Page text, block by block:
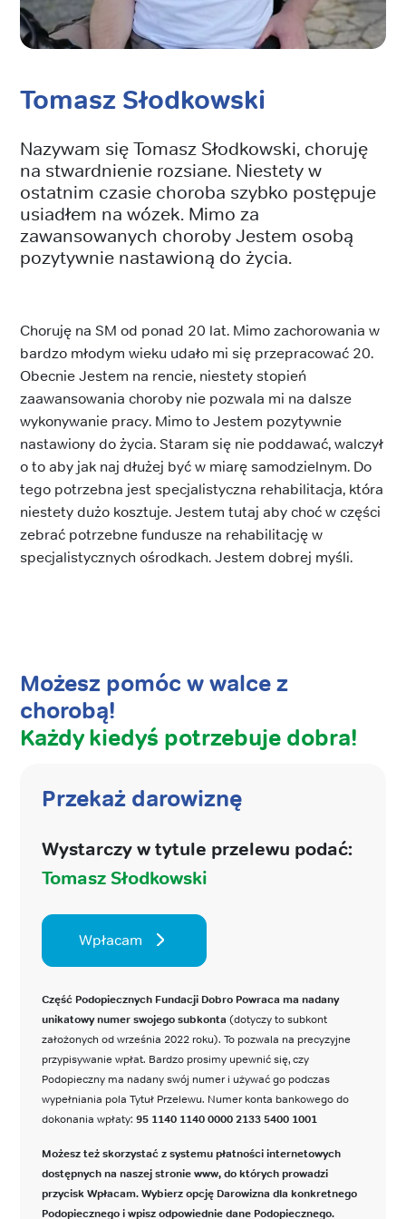
Tomasz Słodkowski
Nazywam się Tomasz Słodkowski, choruję
na stwardnienie rozsiane. Niestety w
ostatnim czasie choroba szybko postępuje
usiadłem na wózek. Mimo za
zawansowanych choroby Jestem osobą
pozytywnie nastawioną do życia.
Choruję na SM od ponad 20 lat. Mimo zachorowania w
bardzo młodym wieku udało mi się przepracować 20.
Obecnie Jestem na rencie, niestety stopień
zaawansowania choroby nie pozwala mi na dalsze
wykonywanie pracy. Mimo to Jestem pozytywnie
nastawiony do życia. Staram się nie poddawać, walczył
o to aby jak naj dłużej być w miarę samodzielnym. Do
tego potrzebna jest specjalistyczna rehabilitacja, która
niestety dużo kosztuje. Jestem tutaj aby choć w części
zebrać potrzebne fundusze na rehabilitację w
specjalistycznych ośrodkach. Jestem dobrej myśli.
Możesz pomóc w walce z
chorobą!
Każdy kiedyś potrzebuje dobra!
Przekaż darowiznę
Wystarczy w tytule przelewu podać:
Tomasz Słodkowski
Wpłacam
Część Podopiecznych Fundacji Dobro Powraca ma nadany
unikatowy numer swojego subkonta (dotyczy to subkont
założonych od września 2022 roku). To pozwala na precyzyjne
przypisywanie wpłat. Bardzo prosimy upewnić się, czy
Podopieczny ma nadany swój numer i używać go podczas
wypełniania pola Tytuł Przelewu. Numer konta bankowego do
dokonania wpłaty: 95 1140 1140 0000 2133 5400 1001
Możesz też skorzystać z systemu płatności internetowych
dostępnych na naszej stronie www, do których prowadzi
przycisk Wpłacam. Wybierz opcję Darowizna dla konkretnego
Podopiecznego i wpisz odpowiednie dane Podopiecznego.